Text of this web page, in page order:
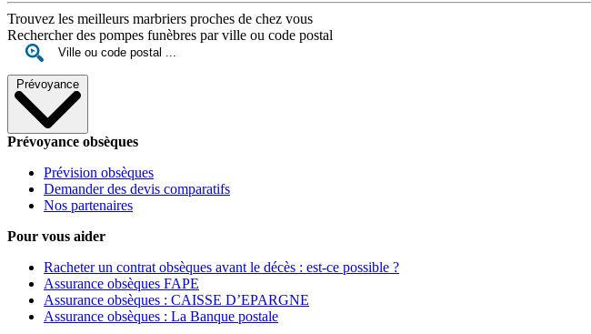
Trouvez les meilleurs marbriers proches de chez vous
Rechercher des pompes funèbres par ville ou code postal
Prévoyance
Prévoyance obsèques
Prévision obsèques
Demander des devis comparatifs
Nos partenaires
Pour vous aider
Racheter un contrat obsèques avant le décès : est-ce possible ?
Assurance obsèques FAPE
Assurance obsèques : CAISSE D’EPARGNE
Assurance obsèques : La Banque postale